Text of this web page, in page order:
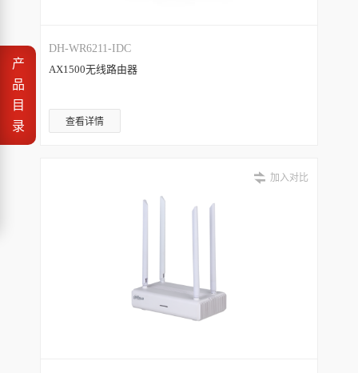
产
品
目
录
DH-WR6211-IDC
AX1500无线路由器
查看详情
加入对比